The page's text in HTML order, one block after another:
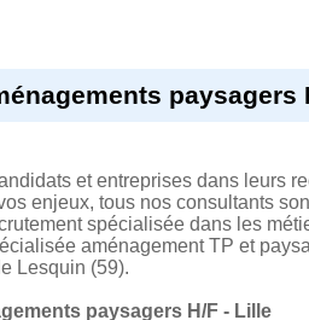
paysagers
et entreprises dans leurs
enjeux, tous nos consultants
spécialisée dans les
aménagement TP et
Lesquin (59).
paysagers H/F - Lille